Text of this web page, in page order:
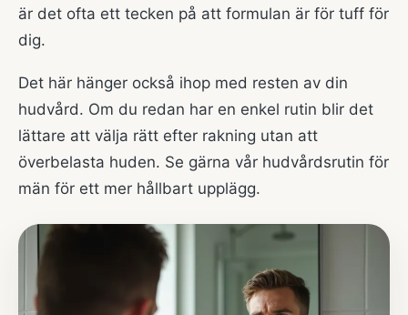
är det ofta ett tecken på att formulan är för tuff för
dig.
Det här hänger också ihop med resten av din
hudvård. Om du redan har en enkel rutin blir det
lättare att välja rätt efter rakning utan att
överbelasta huden. Se gärna vår hudvårdsrutin för
män för ett mer hållbart upplägg.